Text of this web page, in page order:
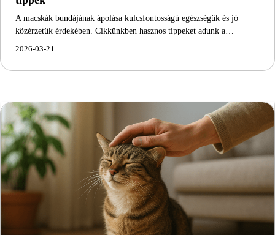
A macskák bundájának ápolása kulcsfontosságú egészségük és jó
közérzetük érdekében. Cikkünkben hasznos tippeket adunk a…
2026-03-21